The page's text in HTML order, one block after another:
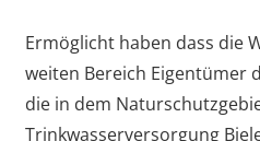
Ermöglicht haben dass die
weiten Bereich Eigentümer
die in dem
Trinkwasserversorgung